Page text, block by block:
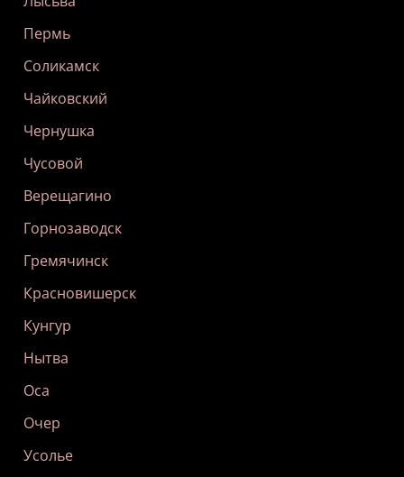
Пермь
Соликамск
Чайковский
Чернушка
Чусовой
Верещагино
Горнозаводск
Гремячинск
Красновишерск
Кунгур
Нытва
Оса
Очер
Усолье